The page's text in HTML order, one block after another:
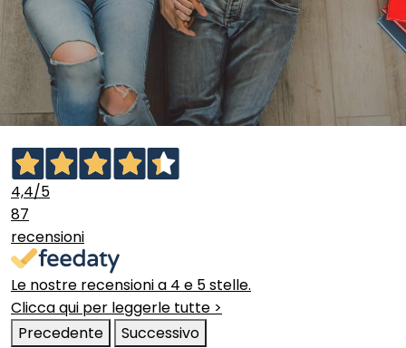
4,4/5
87
recensioni
Le nostre recensioni a 4 e 5 stelle.
Clicca qui per leggerle tutte >
Precedente
Successivo